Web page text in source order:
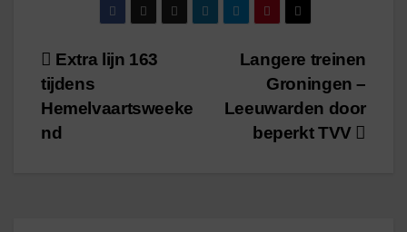
minuut leestijd minuut leestijd
Bericht
navigatie
Langere treinen
Groningen –
Leeuwarden door
beperkt TVV
Extra lijn 163
tijdens
Hemelvaartsweeke
nd